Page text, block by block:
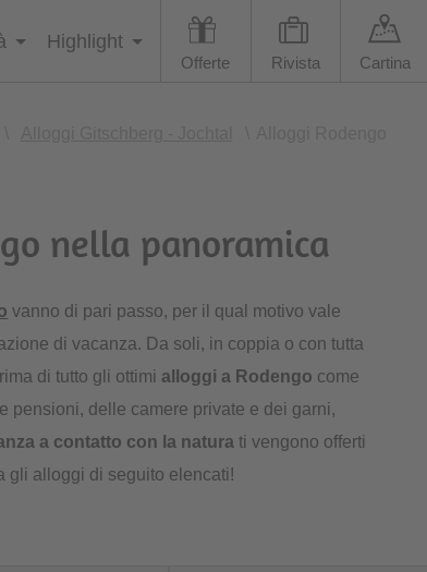
Highlight
Offerte Rivista Cartina
nella panoramica
vanno di pari passo, per il qual motivo vale
di vacanza. Da soli, in coppia o con tutta
di tutto gli ottimi alloggi a Rodengo come
pensioni, delle camere private e dei garni,
a contatto con la natura ti vengono offerti
gli alloggi di seguito elencati!